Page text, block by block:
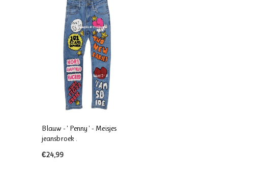
Blauw - ' Penny ' - Meisjes
jeansbroek .
€24,99